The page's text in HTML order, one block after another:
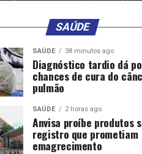
SAÚDE
SAÚDE 38 minutos ago
Diagnóstico tardio dá
chances de cura do
pulmão
SAÚDE 2 horas ago
Anvisa proíbe produtos
registro que prometiam
emagrecimento